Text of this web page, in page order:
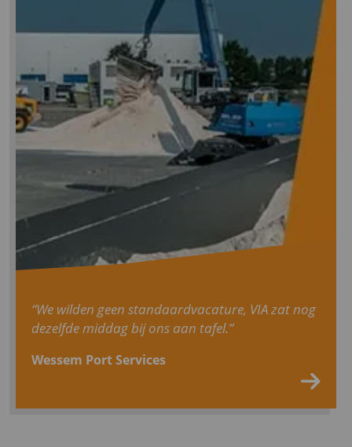
P.
“We wilden geen standaardvacature, VIA zat nog
dezelfde middag bij ons aan tafel.”
Wessem Port Services